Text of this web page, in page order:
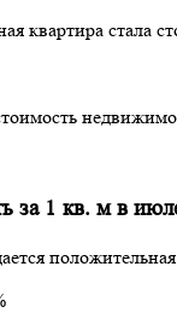
квартира стала
за 1 кв. м в